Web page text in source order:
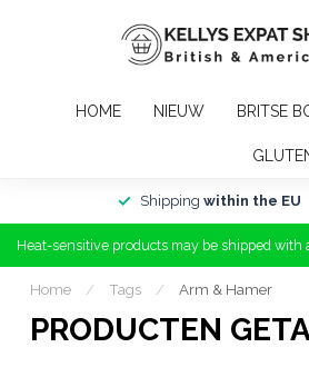
HOME NIEUW BRITSE
Shipping within the EU
Heat-sensitive products may be shipped
Home / Tags / Arm & Hamer
PRODUCTEN